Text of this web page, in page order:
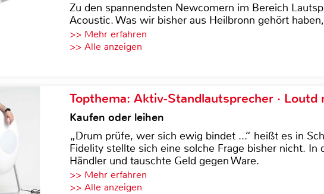
Zu den spannendsten Newcomern im Bereich
Acoustic. Was wir bisher aus Heilbronn gehört
>> Mehr erfahren
>> Alle anzeigen
Topthema: Aktiv-Standlautsprecher · Loutd
Kaufen oder leihen
„Drum prüfe, wer sich ewig bindet ...“ heißt es in
Fidelity stellte sich eine solche Frage bisher nicht. In
Händler und tauschte Geld gegen Ware.
>> Mehr erfahren
>> Alle anzeigen